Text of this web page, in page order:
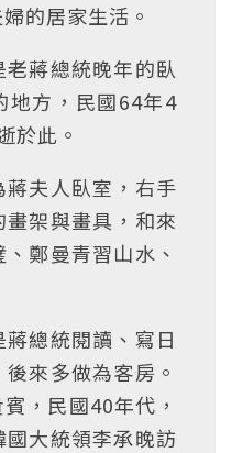
的居家生活。
蔣總統晚年的臥
地方，民國64年4
於此。
夫人臥室，右手
架與畫具，和來
鄭曼青習山水、
總統閱讀、寫日
來多做為客房。
，民國40年代，
大統領李承晚訪